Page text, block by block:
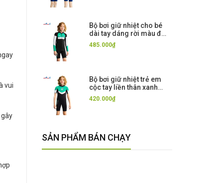
vui
Bộ bơi giữ nhiệt cho bé
dài tay dáng rời màu đen
xanh 12 vải dày 2.5mm
Dive& Sail
485.000₫
Bộ bơi giữ nhiệt trẻ em
cộc tay liền thân xanh
đen 12, vải dày 2.5mm,
Dive&Sail
420.000₫
SẢN PHẨM BÁN CHẠY